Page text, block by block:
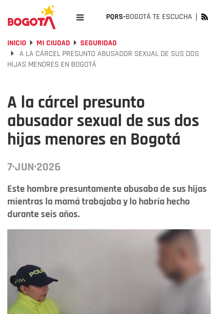
PQRS-BOGOTÁ TE ESCUCHA
INICIO MI CIUDAD
SEGURIDAD
A LA CÁRCEL PRESUNTO ABUSADOR SEXUAL DE SUS DOS
HIJAS MENORES EN BOGOTÁ
A la cárcel presunto
abusador sexual de sus dos
hijas menores en Bogotá
7·JUN·2026
Este hombre presuntamente abusaba de sus hijas
mientras la mamá trabajaba y lo habría hecho
durante seis años.